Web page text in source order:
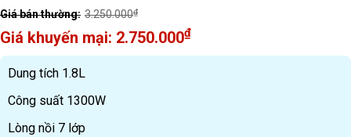
3.250.000₫
Original
price
was:
3.250.000₫.
2.750.000₫
Current
price
is:
2.750.000₫.
Dung tích 1.8L
Công suất 1300W
Lòng nồi 7 lớp